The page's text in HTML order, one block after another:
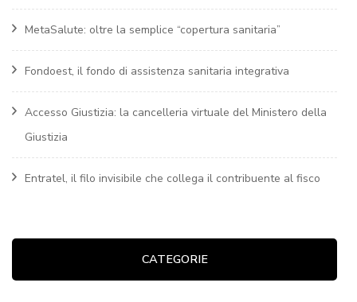
MetaSalute: oltre la semplice “copertura sanitaria”
Fondoest, il fondo di assistenza sanitaria integrativa
Accesso Giustizia: la cancelleria virtuale del Ministero della
Giustizia
Entratel, il filo invisibile che collega il contribuente al fisco
CATEGORIE